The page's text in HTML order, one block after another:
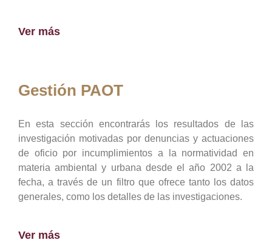
Ver más
Gestión PAOT
En esta sección encontrarás los resultados de las
investigación motivadas por denuncias y actuaciones
de oficio por incumplimientos a la normatividad en
materia ambiental y urbana desde el año 2002 a la
fecha, a través de un filtro que ofrece tanto los datos
generales, como los detalles de las investigaciones.
Ver más